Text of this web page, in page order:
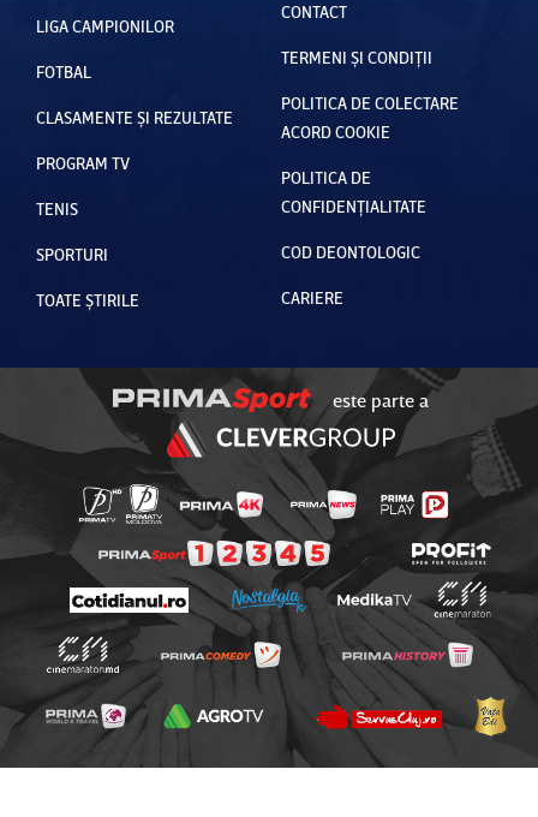
LIGA CAMPIONILOR
FOTBAL
CLASAMENTE ȘI REZULTATE
PROGRAM TV
TENIS
SPORTURI
TOATE ȘTIRILE
CONTACT
TERMENI ȘI CONDIȚII
POLITICA DE COLECTARE
ACORD COOKIE
POLITICA DE
CONFIDENȚIALITATE
COD DEONTOLOGIC
CARIERE
este parte a